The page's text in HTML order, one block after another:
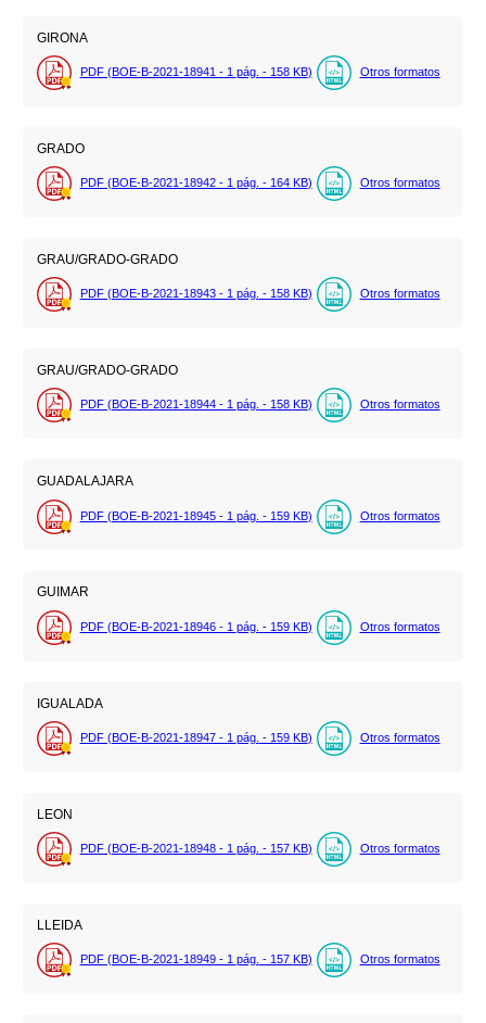
GIRONA
PDF (BOE-B-2021-18941 - 1 pág. - 158 KB) Otros formatos
GRADO
PDF (BOE-B-2021-18942 - 1 pág. - 164 KB) Otros formatos
GRAU/GRADO-GRADO
PDF (BOE-B-2021-18943 - 1 pág. - 158 KB) Otros formatos
GRAU/GRADO-GRADO
PDF (BOE-B-2021-18944 - 1 pág. - 158 KB) Otros formatos
GUADALAJARA
PDF (BOE-B-2021-18945 - 1 pág. - 159 KB) Otros formatos
GUIMAR
PDF (BOE-B-2021-18946 - 1 pág. - 159 KB) Otros formatos
IGUALADA
PDF (BOE-B-2021-18947 - 1 pág. - 159 KB) Otros formatos
LEON
PDF (BOE-B-2021-18948 - 1 pág. - 157 KB) Otros formatos
LLEIDA
PDF (BOE-B-2021-18949 - 1 pág. - 157 KB) Otros formatos